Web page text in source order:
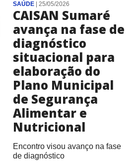
SAÚDE| 25/05/2026
CAISAN Sumaré
avança na fase de
diagnóstico
situacional para
elaboração do
Plano Municipal
de Segurança
Alimentar e
Nutricional
Encontro visou avanço na fase
de diagnóstico